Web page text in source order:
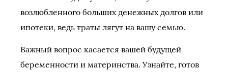
возлюбленного больших денежных долгов или
ипотеки, ведь траты лягут на вашу семью.
Важный вопрос касается вашей будущей
беременности и материнства. Узнайте, готов